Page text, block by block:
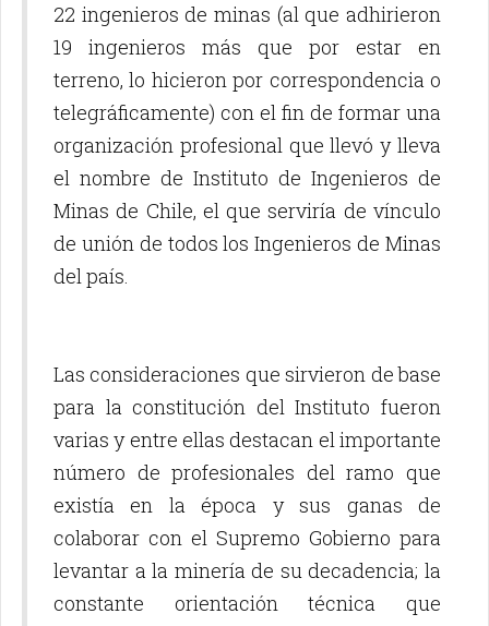
22 ingenieros de minas (al que adhirieron
19 ingenieros más que por estar en
terreno, lo hicieron por correspondencia o
telegráficamente) con el fin de formar una
organización profesional que llevó y lleva
el nombre de Instituto de Ingenieros de
Minas de Chile, el que serviría de vínculo
de unión de todos los Ingenieros de Minas
del país.
Las consideraciones que sirvieron de base
para la constitución del Instituto fueron
varias y entre ellas destacan el importante
número de profesionales del ramo que
existía en la época y sus ganas de
colaborar con el Supremo Gobierno para
levantar a la minería de su decadencia; la
constante orientación técnica que